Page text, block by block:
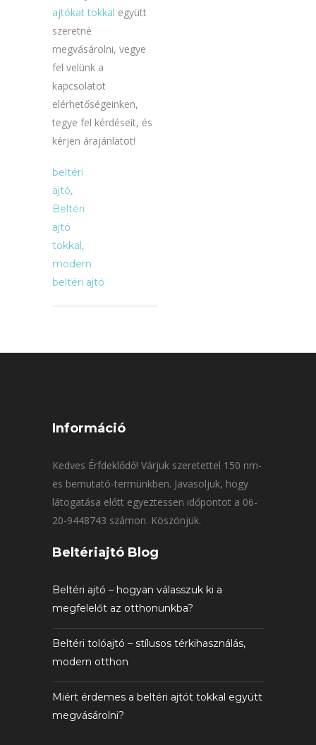
ajtókat tokkal együtt
szeretné
megvásárolni, vegye
fel velünk a
kapcsolatot
elérhetőségeinken,
tegye fel kérdéseit, és
kérjen árajánlatot!
beltéri
ajtó,
Beltéri
ajtó
tokkal,
modern
beltéri ajtó
Információ
Kedves Érfdeklődő! Várjuk szeretettel 150 nm-
es bemutató-termünkben. Javasoljuk, hogy
látogatása előtt egyeztessen időpontot a 06-
20-9448743 számon. Köszönjük.
Beltériajtó Blog
Beltéri ajtó – hogyan válasszuk ki a
megfelelőt az otthonunkba?
Beltéri tolóajtó – stílusos térkihasználás,
modern otthon
Miért érdemes a beltéri ajtót tokkal együtt
megvásárolni?